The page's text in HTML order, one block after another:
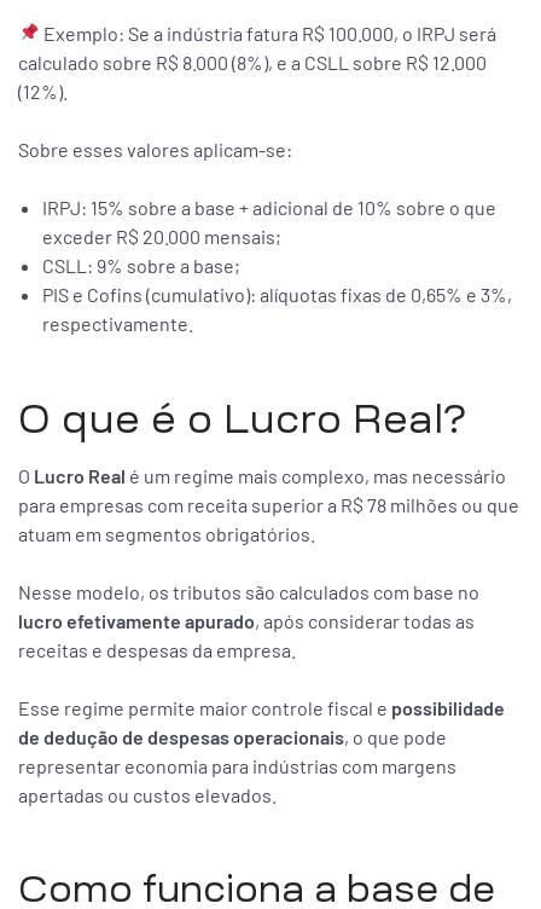
Exemplo: Se a indústria fatura R$ 100.000, o IRPJ será
calculado sobre R$ 8.000 (8%), e a CSLL sobre R$ 12.000
(12%).
Sobre esses valores aplicam-se:
IRPJ: 15% sobre a base + adicional de 10% sobre o que
exceder R$ 20.000 mensais;
CSLL: 9% sobre a base;
PIS e Cofins (cumulativo): alíquotas fixas de 0,65% e 3%,
respectivamente.
O que é o Lucro Real?
O Lucro Real é um regime mais complexo, mas necessário
para empresas com receita superior a R$ 78 milhões ou que
atuam em segmentos obrigatórios.
Nesse modelo, os tributos são calculados com base no
lucro efetivamente apurado, após considerar todas as
receitas e despesas da empresa.
Esse regime permite maior controle fiscal e possibilidade
de dedução de despesas operacionais, o que pode
representar economia para indústrias com margens
apertadas ou custos elevados.
Como funciona a base de